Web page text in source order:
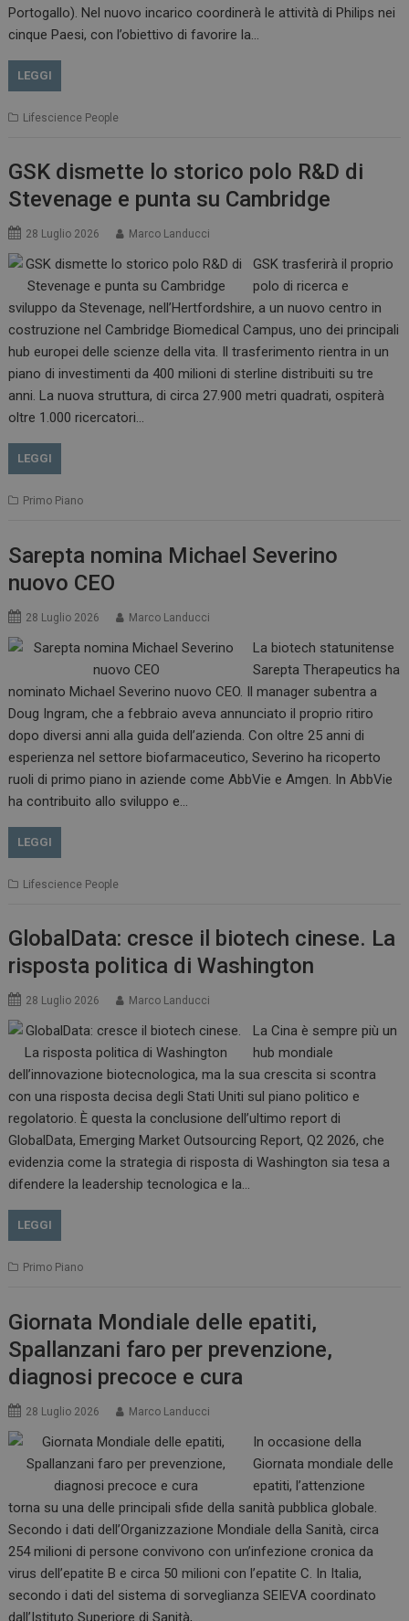
Portogallo). Nel nuovo incarico coordinerà le attività di Philips nei
cinque Paesi, con l’obiettivo di favorire la…
LEGGI
Lifescience People
GSK dismette lo storico polo R&D di
Stevenage e punta su Cambridge
28 Luglio 2026 Marco Landucci
GSK trasferirà il proprio
polo di ricerca e
sviluppo da Stevenage, nell’Hertfordshire, a un nuovo centro in
costruzione nel Cambridge Biomedical Campus, uno dei principali
hub europei delle scienze della vita. Il trasferimento rientra in un
piano di investimenti da 400 milioni di sterline distribuiti su tre
anni. La nuova struttura, di circa 27.900 metri quadrati, ospiterà
oltre 1.000 ricercatori…
LEGGI
Primo Piano
Sarepta nomina Michael Severino
nuovo CEO
28 Luglio 2026 Marco Landucci
La biotech statunitense
Sarepta Therapeutics ha
nominato Michael Severino nuovo CEO. Il manager subentra a
Doug Ingram, che a febbraio aveva annunciato il proprio ritiro
dopo diversi anni alla guida dell’azienda. Con oltre 25 anni di
esperienza nel settore biofarmaceutico, Severino ha ricoperto
ruoli di primo piano in aziende come AbbVie e Amgen. In AbbVie
ha contribuito allo sviluppo e…
LEGGI
Lifescience People
GlobalData: cresce il biotech cinese. La
risposta politica di Washington
28 Luglio 2026 Marco Landucci
La Cina è sempre più un
hub mondiale
dell’innovazione biotecnologica, ma la sua crescita si scontra
con una risposta decisa degli Stati Uniti sul piano politico e
regolatorio. È questa la conclusione dell’ultimo report di
GlobalData, Emerging Market Outsourcing Report, Q2 2026, che
evidenzia come la strategia di risposta di Washington sia tesa a
difendere la leadership tecnologica e la…
LEGGI
Primo Piano
Giornata Mondiale delle epatiti,
Spallanzani faro per prevenzione,
diagnosi precoce e cura
28 Luglio 2026 Marco Landucci
In occasione della
Giornata mondiale delle
epatiti, l’attenzione
torna su una delle principali sfide della sanità pubblica globale.
Secondo i dati dell’Organizzazione Mondiale della Sanità, circa
254 milioni di persone convivono con un’infezione cronica da
virus dell’epatite B e circa 50 milioni con l’epatite C. In Italia,
secondo i dati del sistema di sorveglianza SEIEVA coordinato
dall’Istituto Superiore di Sanità,…